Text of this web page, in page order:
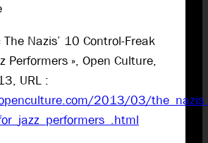
The Nazis’ 10 Control-Freak
Performers », Open Culture,
URL :
2013/03/